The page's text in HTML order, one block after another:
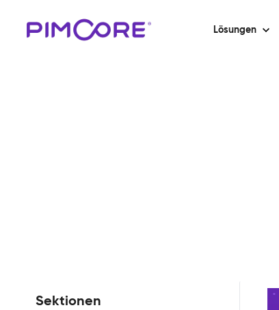
Lösungen
Sektionen